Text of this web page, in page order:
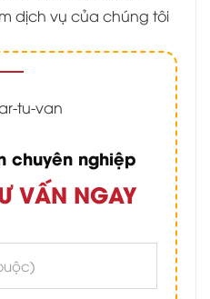
dịch vụ của chúng tôi
chuyên nghiệp
VẤN NGAY